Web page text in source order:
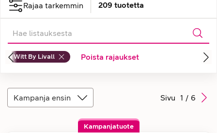
Rajaa tarkemmin 209 tuotetta
Witt By Livall Poista rajaukset
Kampanja ensin Sivu 1 / 6
Kampanjatuote